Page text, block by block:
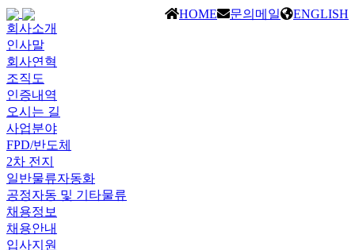
HOME 문의메일
ENGLISH
회사소개
인사말
회사연혁
조직도
인증내역
오시는 길
사업분야
FPD/반도체
2차 전지
일반물류자동화
공정자동 및 기타물류
채용정보
채용안내
입사지원